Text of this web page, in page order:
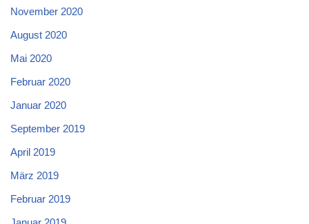
November 2020
August 2020
Mai 2020
Februar 2020
Januar 2020
September 2019
April 2019
März 2019
Februar 2019